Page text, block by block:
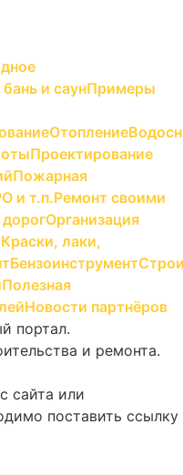
и саунПримеры
Отопление
Проектирование
Пожарная
и т.п.Ремонт своими
Организация
Краски, лаки,
Бензоинструмент
Полезная
Новости партнёров
портал.
и ремонта.
сайта или
поставить ссылку